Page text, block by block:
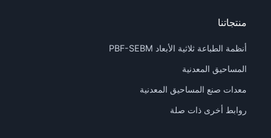
منتجاتنا
أنظمة الطباعة ثلاثية الأبعاد PBF-SEBM
المساحيق المعدنية
معدات صنع المساحيق المعدنية
روابط أخرى ذات صلة